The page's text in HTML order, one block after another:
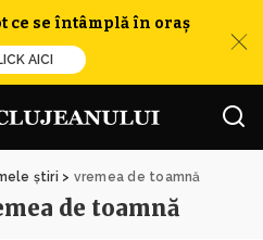
ce se întâmplă în oraș
AICI
știri > vremea de toamnă
de toamnă